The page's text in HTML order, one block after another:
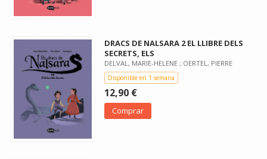
DRACS DE NALSARA 2 EL LLIBRE DELS
SECRETS, ELS
DELVAL, MARIE-HELENE ; OERTEL, PIERRE
Disponible en 1 semana
12,90 €
Comprar